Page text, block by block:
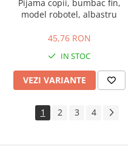
Pijama copii, bumbac fin,
model robotel, albastru
45,76 RON
IN STOC
VEZI VARIANTE
1 2 3 4